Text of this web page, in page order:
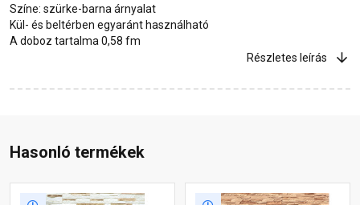
Színe: szürke-barna árnyalat
Kül- és beltérben egyaránt használható
A doboz tartalma 0,58 fm
Részletes leírás
Hasonló termékek